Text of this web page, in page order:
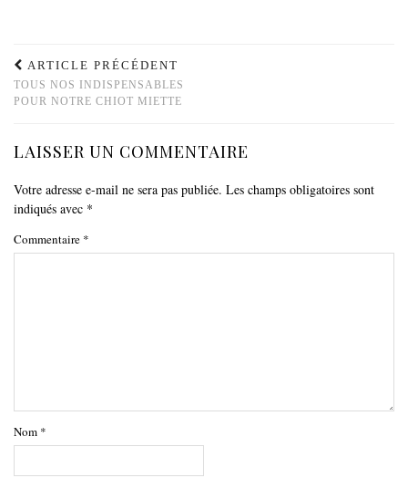
ARTICLE PRÉCÉDENT
TOUS NOS INDISPENSABLES
POUR NOTRE CHIOT MIETTE
LAISSER UN COMMENTAIRE
Votre adresse e-mail ne sera pas publiée. Les champs obligatoires sont
indiqués avec *
Commentaire *
Nom *